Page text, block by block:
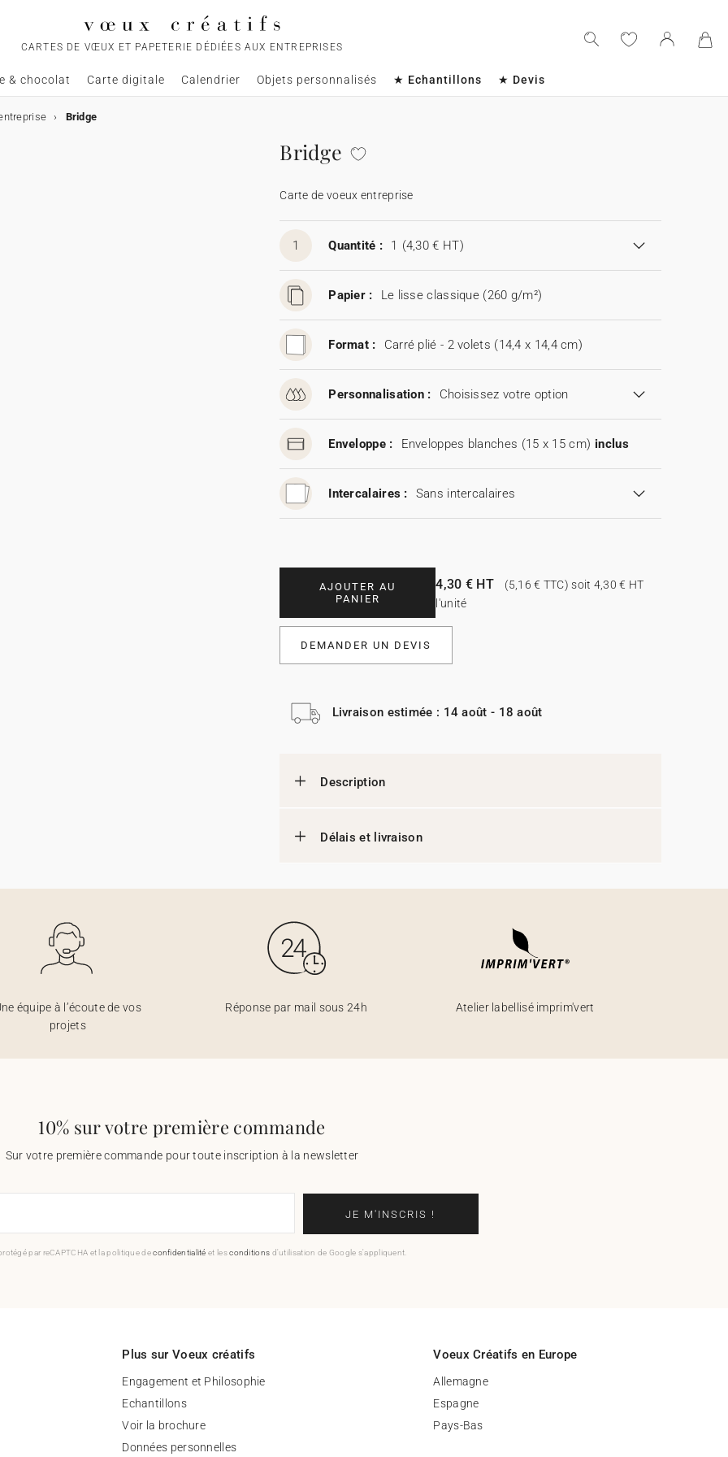
CARTES DE VŒUX ET PAPETERIE DÉDIÉES AUX ENTREPRISES
& chocolat Carte digitale Calendrier Objets personnalisés ★ Echantillons ★ Devis
Bridge
Bridge
Carte de voeux entreprise
1 Quantité : 1 (4,30 € HT)
Papier : Le lisse classique (260 g/m²)
Format : Carré plié - 2 volets (14,4 x 14,4 cm)
Personnalisation : Choisissez votre option
Enveloppe : Enveloppes blanches (15 x 15 cm) inclus
Intercalaires : Sans intercalaires
AJOUTER AU
PANIER
4,30 € HT
(5,16 € TTC) soit 4,30 € HT
l'unité
DEMANDER UN DEVIS
Livraison estimée : 14 août - 18 août
Description
Délais et livraison
équipe à l’écoute de vos
projets
Réponse par mail sous 24h Atelier labellisé imprim'vert
10% sur votre première commande
Sur votre première commande pour toute inscription à la newsletter
JE M'INSCRIS !
par reCAPTCHA et la politique deconfidentialité et lesconditions d'utilisation de Google s'appliquent.
Plus sur Voeux créatifs
Engagement et Philosophie
Echantillons
Voir la brochure
Données personnelles
Voeux Créatifs en Europe
Allemagne
Espagne
Pays-Bas